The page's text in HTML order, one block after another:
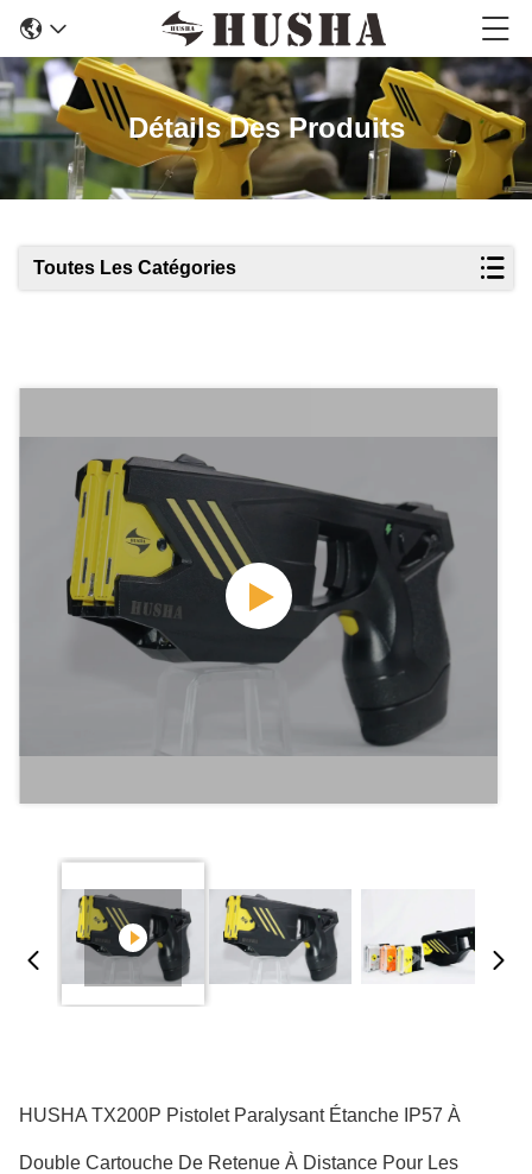
Détails Des Produits
Toutes Les Catégories
HUSHA TX200P Pistolet Paralysant Étanche IP57 À
Double Cartouche De Retenue À Distance Pour Les